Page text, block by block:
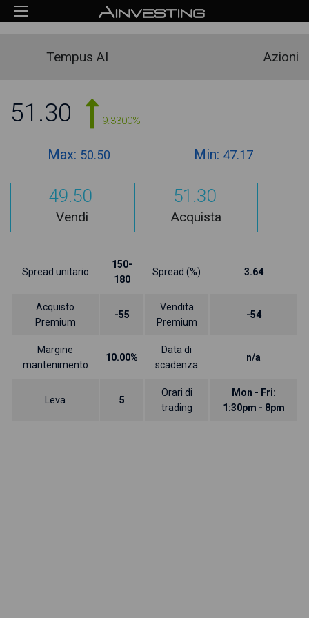
Tempus AI Azioni
51.30 9.3300%
Max: 50.50 Min: 47.17
49.50
Vendi
51.30
Acquista
Spread unitario
150-
180
Spread (%) 3.64
Acquisto
Premium
-55
Vendita
Premium
-54
Margine
mantenimento
10.00%
Data di
scadenza
n/a
Leva 5
Orari di
trading
Mon - Fri:
1:30pm - 8pm